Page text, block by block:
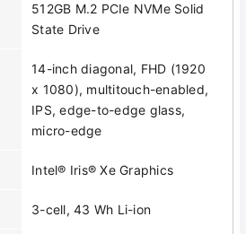
512GB M.2 PCIe NVMe Solid
State Drive
14-inch diagonal, FHD (1920
x 1080), multitouch-enabled,
IPS, edge-to-edge glass,
micro-edge
Intel® Iris® Xe Graphics
3-cell, 43 Wh Li-ion